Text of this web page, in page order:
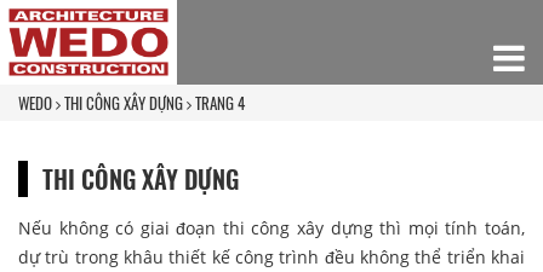
WEDO THI CÔNG XÂY DỰNG TRANG 4
THI CÔNG XÂY DỰNG
Nếu không có giai đoạn thi công xây dựng thì mọi tính toán,
dự trù trong khâu thiết kế công trình đều không thể triển khai